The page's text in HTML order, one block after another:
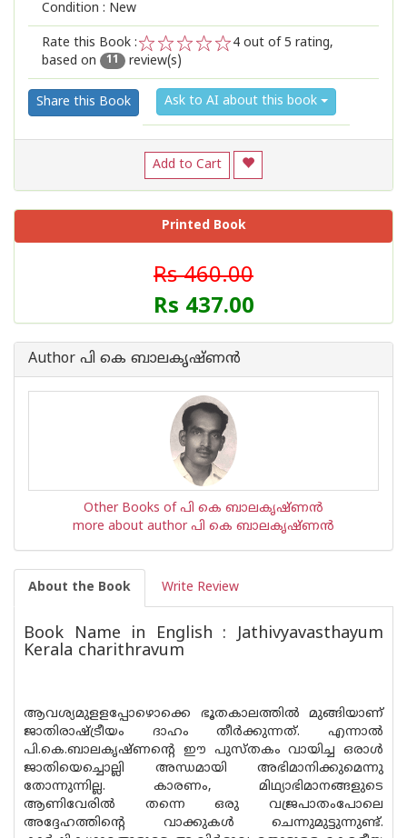
Condition : New
Rate this Book :
3
2
1
4 out of 5 rating,
based on
11 review(s)
Share this Book Ask to AI about this book
Add to Cart
Printed Book
Rs 460.00
Rs 437.00
Author പി കെ ബാലകൃഷ്ണ‌ന്‍
Other Books of പി കെ ബാലകൃഷ്ണ‌ന്‍
more about author പി കെ ബാലകൃഷ്ണ‌ന്‍
About the Book Write Review
Book Name in English : Jathivyavasthayum
Kerala charithravum
ആവശ്യമുളളപ്പോഴൊക്കെ ഭൂതകാലത്തില്‍ മുങ്ങിയാണ്
ജാതിരാഷ്ട്രീയം ദാഹം തീര്‍ക്കുന്നത്. എന്നാല്‍
പി.കെ.ബാലകൃഷ്ണന്റെ ഈ പുസ്തകം വായിച്ച ഒരാള്‍
ജാതിയെച്ചൊല്ലി അന്ധമായി അഭിമാനിക്കുമെന്നു
തോന്നുന്നില്ല. കാരണം, മിഥ്യാഭിമാനങ്ങളുടെ
ആണിവേരില്‍ തന്നെ ഒരു വജ്രപാതംപോലെ
അദ്ദേഹത്തിന്റെ വാക്കുകള്‍ ചെന്നുമുട്ടുന്നുണ്ട്.